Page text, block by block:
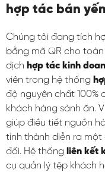
hợp tác bán yến
Chúng tôi đang tích
bằng mã QR cho
dịch hợp tác kinh
viên trong hệ thống
độ nguyên chất 100%
khách hàng sành ăn.
giúp điều tiết nguồn
tỉnh thành diễn ra
đối. Hệ thống liên kết
cụ quản lý tệp khách